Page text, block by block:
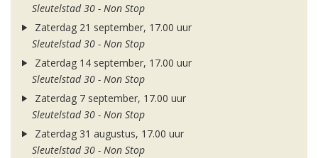
Sleutelstad 30 - Non Stop
Zaterdag 21 september, 17.00 uur
Sleutelstad 30 - Non Stop
Zaterdag 14 september, 17.00 uur
Sleutelstad 30 - Non Stop
Zaterdag 7 september, 17.00 uur
Sleutelstad 30 - Non Stop
Zaterdag 31 augustus, 17.00 uur
Sleutelstad 30 - Non Stop